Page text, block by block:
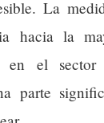
La
hacia la
en el sector
parte